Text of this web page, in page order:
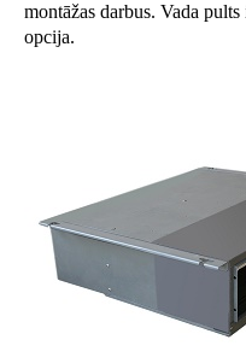
montāžas darbus. Vada
opcija.